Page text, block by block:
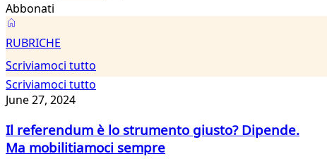
Abbonati
Scriviamoci
tutto
RUBRICHE
Scriviamoci tutto
Scriviamoci tutto
June 27, 2024
Il referendum è lo strumento giusto? Dipende.
Ma mobilitiamoci sempre